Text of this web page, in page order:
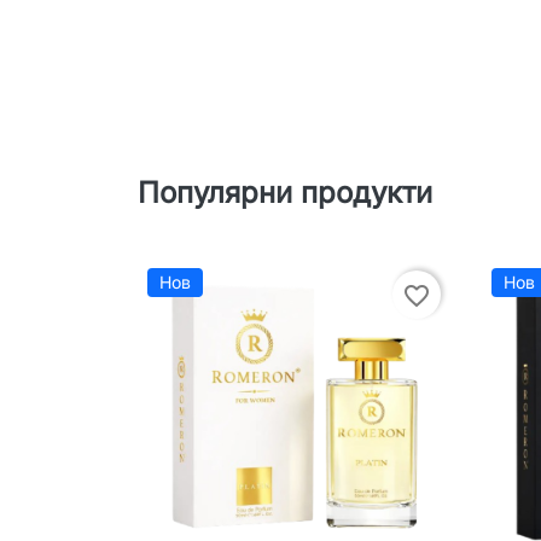
Популярни продукти
Нов favorite_border Нов